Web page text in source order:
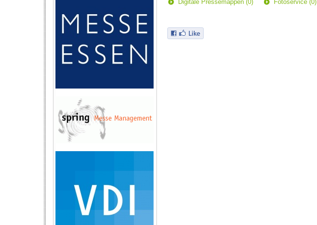
Digitale Pressemappen (0)
Fotoservice (0)